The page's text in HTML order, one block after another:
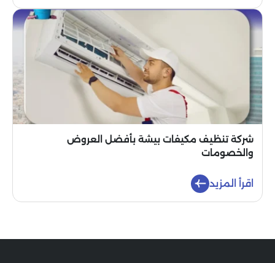
شركة تنظيف مكيفات بيشة بأفضل العروض
والخصومات
اقرأ المزيد